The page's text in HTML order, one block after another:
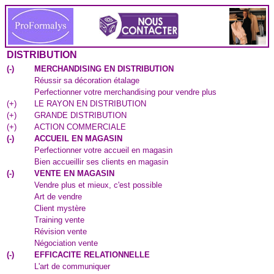
DISTRIBUTION
(-)
MERCHANDISING EN DISTRIBUTION
Réussir sa décoration étalage
Perfectionner votre merchandising pour vendre plus
(+)
LE RAYON EN DISTRIBUTION
(+)
GRANDE DISTRIBUTION
(+)
ACTION COMMERCIALE
(-)
ACCUEIL EN MAGASIN
Perfectionner votre accueil en magasin
Bien accueillir ses clients en magasin
(-)
VENTE EN MAGASIN
Vendre plus et mieux, c'est possible
Art de vendre
Client mystère
Training vente
Révision vente
Négociation vente
(-)
EFFICACITE RELATIONNELLE
L'art de communiquer